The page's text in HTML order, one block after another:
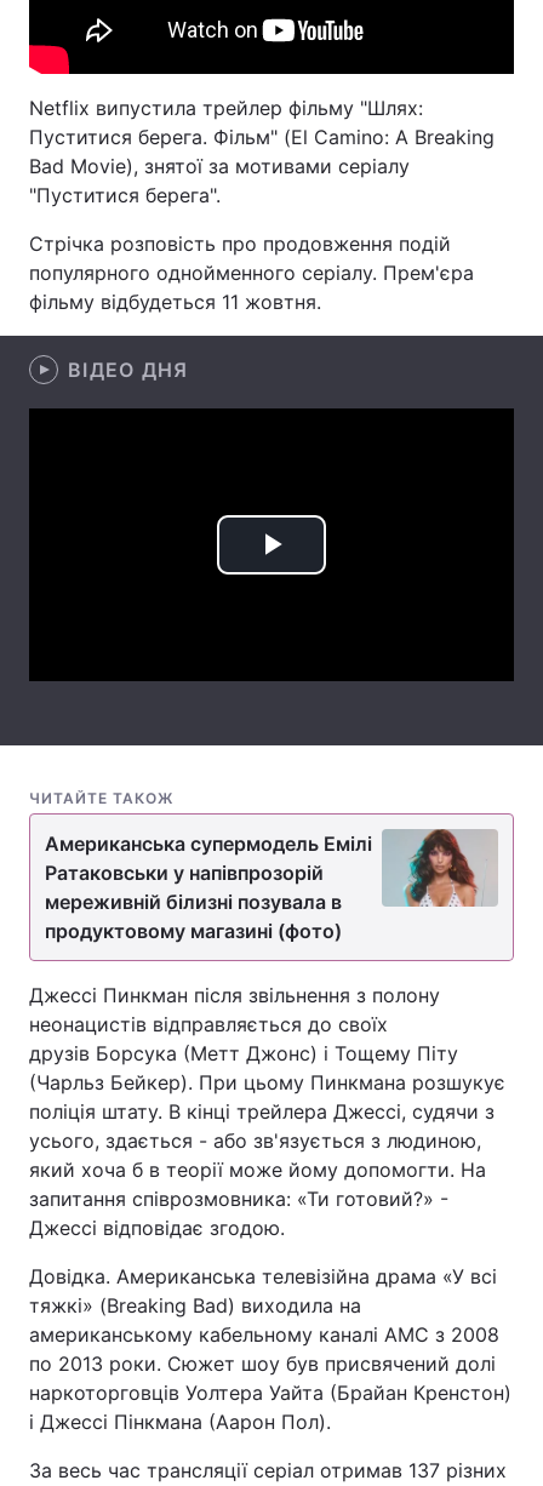
Здоров'я
Цікавинки Погода
Екологія Регіони
Відео з Youtube Статті
Netflix випустила трейлер фільму "Шлях:
Пуститися берега. Фільм" (El Camino: A Breaking
Bad Movie), знятої за мотивами серіалу
"Пуститися берега".
Стрічка розповість про продовження подій
популярного однойменного серіалу. Прем'єра
фільму відбудеться 11 жовтня.
ВІДЕО ДНЯ
Play
ЧИТАЙТЕ ТАКОЖ
Американська супермодель Емілі
Ратаковськи у напівпрозорій
мереживній білизні позувала в
продуктовому магазині (фото)
Джессі Пинкман після звільнення з полону
неонацистів відправляється до своїх
друзів Борсука (Метт Джонс) і Тощему Піту
(Чарльз Бейкер). При цьому Пинкмана розшукує
поліція штату. В кінці трейлера Джессі, судячи з
усього, здається - або зв'язується з людиною,
який хоча б в теорії може йому допомогти. На
запитання співрозмовника: «Ти готовий?» -
Джессі відповідає згодою.
Довідка. Американська телевізійна драма «У всі
тяжкі» (Breaking Bad) виходила на
американському кабельному каналі AMC з 2008
по 2013 роки. Сюжет шоу був присвячений долі
наркоторговців Уолтера Уайта (Брайан Кренстон)
і Джессі Пінкмана (Аарон Пол).
За весь час трансляції серіал отримав 137 різних